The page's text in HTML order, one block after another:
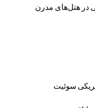
در هتل‌های مدرن